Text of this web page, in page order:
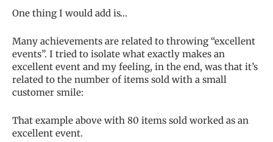
One thing I would add is…
Many achievements are related to throwing “excellent
events”. I tried to isolate what exactly makes an
excellent event and my feeling, in the end, was that it’s
related to the number of items sold with a small
customer smile:
That example above with 80 items sold worked as an
excellent event.